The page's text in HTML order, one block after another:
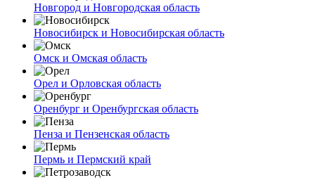
Новгород и Новгородская область
Новосибирск и Новосибирская область
Омск и Омская область
Орел и Орловская область
Оренбург и Оренбургская область
Пенза и Пензенская область
Пермь и Пермский край